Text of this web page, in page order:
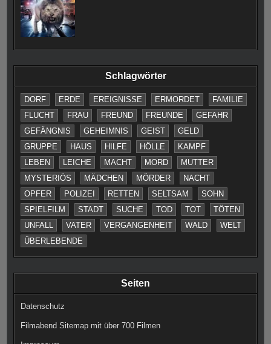
Schlagwörter
DORF ERDE EREIGNISSE ERMORDET
FAMILIE
FLUCHT
FRAU FREUND FREUNDE
GEFAHR
GEFÄNGNIS
GEHEIMNIS GEIST
GELD
GRUPPE
HAUS HILFE HÖLLE
KAMPF
LEBEN
LEICHE MACHT MORD
MUTTER
MYSTERIÖS
MÄDCHEN MÖRDER
NACHT
OPFER
POLIZEI RETTEN SELTSAM
SOHN
SPIELFILM
STADT SUCHE TOD TOT
TÖTEN
UNFALL
VATER VERGANGENHEIT WALD
WELT
ÜBERLEBENDE
Seiten
Datenschutz
Filmabend Sitemap mit über 700 Filmen